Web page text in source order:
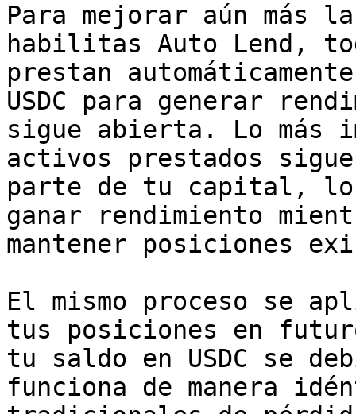
Para mejorar aún
habilitas Auto Lend,
prestan
USDC para generar
sigue abierta. Lo más
activos prestados
parte de tu capital, lo
ganar rendimiento
mantener posiciones
El mismo proceso se
tus posiciones en
tu saldo en USDC se
funciona de manera